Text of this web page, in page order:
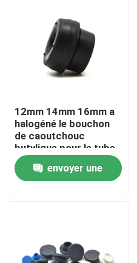
12mm 14mm 16mm a
halogéné le bouchon
de caoutchouc
butylique pour le tube
de collection de sang
envoyer une